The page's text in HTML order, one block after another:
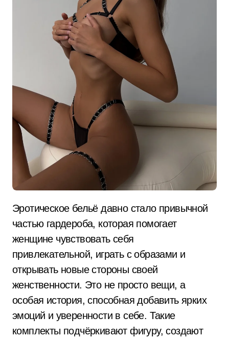
Эротическое бельё давно стало привычной
частью гардероба, которая помогает
женщине чувствовать себя
привлекательной, играть с образами и
открывать новые стороны своей
женственности. Это не просто вещи, а
особая история, способная добавить ярких
эмоций и уверенности в себе. Такие
комплекты подчёркивают фигуру, создают